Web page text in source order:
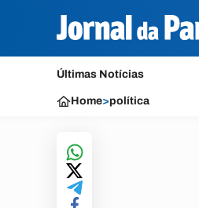
Últimas Notícias
Home>política